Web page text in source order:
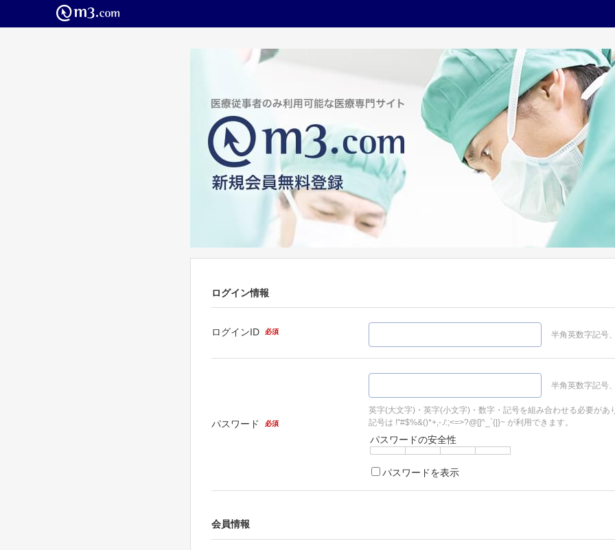
ログイン情報
ログインID 必須 半角英数字記号
パスワード 必須
半角英数字記号
英字(大文字)・英字(小文字)・数字・記号を組み合わせる必要があ
記号は !"#$%&()*+,-./:;<=>?@[]^_`{|}~ が利用できます。
パスワードの安全性
パスワードを表示
会員情報